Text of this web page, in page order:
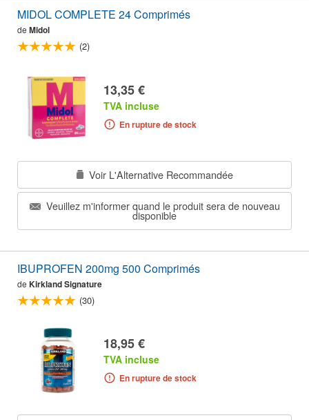
MIDOL COMPLETE 24 Comprimés
de Midol
(2)
13,35 €
TVA incluse
En rupture de stock
Voir L'Alternative Recommandée
Veuillez m'informer quand le produit sera de nouveau
disponible
IBUPROFEN 200mg 500 Comprimés
de Kirkland Signature
(30)
18,95 €
TVA incluse
En rupture de stock